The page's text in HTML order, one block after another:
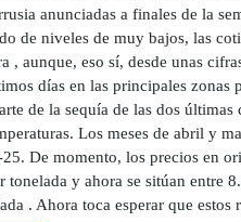
anunciadas a finales de la
de niveles de muy bajos, las
, aunque, eso sí, desde unas
días en las principales zonas
de la sequía de las dos
Los meses de abril y
De momento, los precios en
tonelada y ahora se sitúan entre
. Ahora toca esperar que